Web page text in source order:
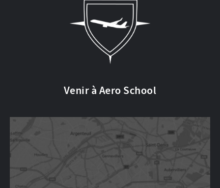
Venir à Aero School